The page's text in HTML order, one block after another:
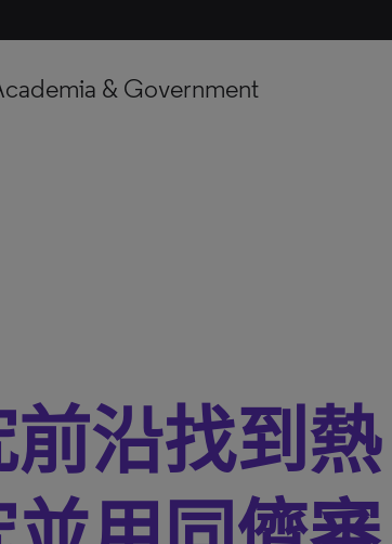
& Government
沿找到熱